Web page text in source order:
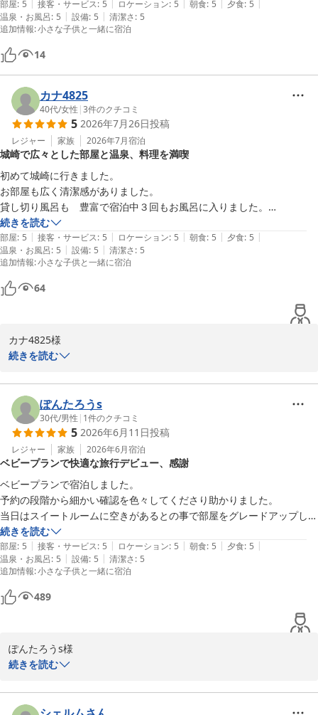
く楽しむことが出来ました！また利用させてもらいます！
部屋: 5 | 接客・サービス: 5 | ロケーション: 5 | 朝食: 5 | 夕食: 5 |
温泉・お風呂: 5 | 設備: 5 | 清潔さ: 5
追加情報:小さな子供と一緒に宿泊
14
カナ4825
40代/女性 |3件のクチコミ
5 2026年7月26日投稿
レジャー 家族 2026年7月宿泊
城崎で広々とした部屋と温泉、料理を満喫
初めて城崎に行きました。
お部屋も広く清潔感がありました。
貸し切り風呂も　豊富で宿泊中３回もお風呂に入りました。
日頃、我が家は車中泊で宿をとらないスタイルですが母も一緒だったの
でお世話になりました。
お料理もきめ細やかで　とても美味しかったです。
続きを読む
部屋: 5 | 接客・サービス: 5 | ロケーション: 5 | 朝食: 5 | 夕食: 5 |
温泉・お風呂: 5 | 設備: 5 | 清潔さ: 5
追加情報:小さな子供と一緒に宿泊
64
カナ4825様
この度は数ある宿の中から当館をご利用いただき、また心温まるご
初めての城崎温泉へのご旅行に当館をお選びいただき、お部屋や温
泉、お料理にご満足いただけたご様子を大変嬉しく拝読いたしまし
た。
貸切風呂もご滞在中に3回ご利用いただき、ゆっくりとお寛ぎいた
だけたとのこと、何よりでございます。また、お母様との大切なご
旅行の思い出づくりのお手伝いができましたことを光栄に思いま
す。
お料理につきましても、「とても美味しかった」とのお言葉や、ご
家族皆様にお喜びいただけたとのお声は、調理スタッフにとって大
きな励みになります。
ぜひ次回城崎温泉へお越しの際も、四季折々の景色や旬の味覚を楽
しみに当館へお立ち寄りくださいませ。
スタッフ一同、またお会いできます日を心よりお待ちしておりま
城崎温泉 湯楽 Ｙｕｒａｋｕ Ｋｉｎｏｓａｋｉ Ｓｐａ＆Ｇａ
2026-07-26
続きを読む
ぽんたろうs
30代/男性 | 1件のクチコミ
5 2026年6月11日投稿
レジャー 家族 2026年6月宿泊
ベビープランで快適な旅行デビュー、感謝
ベビープランで宿泊しました。
予約の段階から細かい確認を色々してくださり助かりました。
当日はスイートルームに空きがあるとの事で部屋をグレードアップして
いただき快適に過ごすことができました。
接客もよく丁寧な印象を受けました。
料理も品数多くどれも満足出来る内容です。
子供との初めての旅行で色々不安ありましたがサービスが多く最高の旅
行デビューになりました。
(哺乳瓶の消毒してくれるのめっちゃ助かりました)
続きを読む
部屋: 5 | 接客・サービス: 5 | ロケーション: 5 | 朝食: 5 | 夕食: 5 |
温泉・お風呂: 5 | 設備: 5 | 清潔さ: 5
追加情報:小さな子供と一緒に宿泊
489
ぽんたろうs様
この度は当館をご利用いただき、また心温まるご投稿をお寄せいた
お子様との大切な初めてのご旅行に当館をお選びいただき、「最高
の旅行デビュー」とのお言葉を頂戴し、スタッフ一同大変嬉しく拝
続きを読む